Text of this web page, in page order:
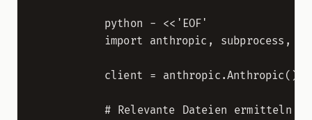
          python - <<'EOF'
import anthropic, subprocess,
          client = anthropic.Anthropic()
          # Relevante Dateien ermitteln